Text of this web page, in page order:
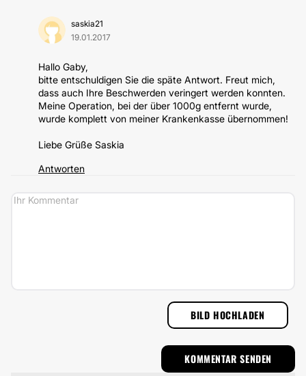
saskia21
19.01.2017
Hallo Gaby,
bitte entschuldigen Sie die späte Antwort. Freut mich,
dass auch Ihre Beschwerden veringert werden konnten.
Meine Operation, bei der über 1000g entfernt wurde,
wurde komplett von meiner Krankenkasse übernommen!
Liebe Grüße Saskia
Antworten
BILD HOCHLADEN